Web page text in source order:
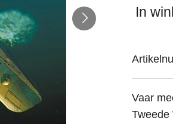
In
Vaar
Tweede